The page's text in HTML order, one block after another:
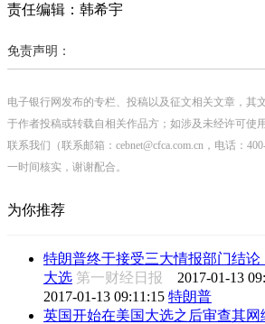
责任编辑：韩希宇
免责声明：
电子银行网发布的专栏、投稿以及征文相关文章，其
于作者投稿或转载自相关作品方；如涉及未经许可使
联系我们（联系邮箱：cebnet@cfca.com.cn，电话：
一时间核实，谢谢配合。
为你推荐
特朗普终于接受三大情报部门结论
大选 第一财经日报 2017-01-13
2017-01-13 09:11:15 特朗普
英国开始在美国大选之后审查其网